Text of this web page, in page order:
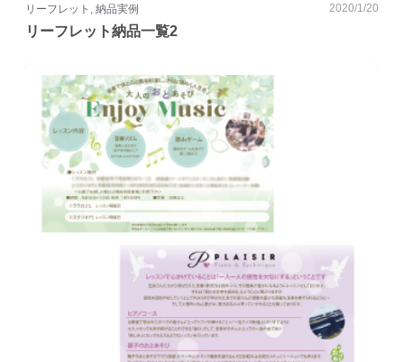
リーフレット, 納品実例 2020/1/20
リーフレット納品一覧2